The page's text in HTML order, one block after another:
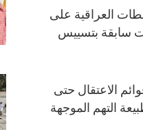
العراقية على
سابقة بتسييس
الاعتقال حتى
التهم الموجهة